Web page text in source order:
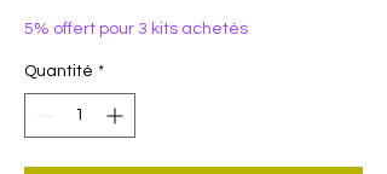
5% offert pour 3 kits achetés
Quantité *